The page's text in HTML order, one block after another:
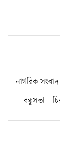
নাগরিক সংবাদ
বন্ধুসভা